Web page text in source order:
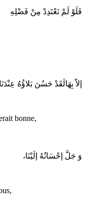
فَلَوْ لَمْ نَعْتَدِدْ مِنْ فَضْلِهِ
إلاّ بِهَالَقَدْ حَسُنَ بَلاؤُهُ
bonne,
وَ جَلَّ إحْسَانُهُ إلَيْنَا،